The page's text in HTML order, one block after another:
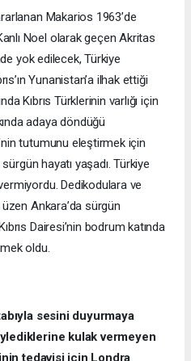
Makarios 1963’de
Noel olarak geçen Akritas
yok edilecek, Türkiye
Yunanistan’a ilhak ettiği
Kıbrıs Türklerinin varlığı için
adaya döndüğü
tutumunu eleştirmek için
hayatı yaşadı. Türkiye
Dedikodulara ve
Ankara’da sürgün
Dairesi’nin bodrum katında
oldu.
sesini duyurmaya
kulak vermeyen
tedavisi için Londra